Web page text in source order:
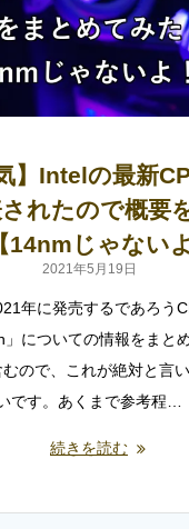
】Intelの最新
れたので概要
14nmじゃないよ
2021年5月19日
年に発売するであろう
」についての情報をまと
ので、これが絶対と言
です。あくまで参考程…
続きを読む